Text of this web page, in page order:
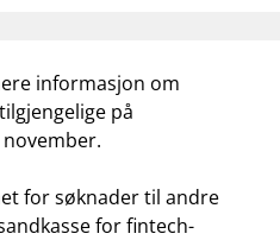
informasjon om
på
for søknader til andre
for fintech-